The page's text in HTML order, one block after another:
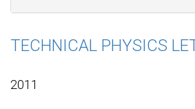
TECHNICAL PHYSICS
2011